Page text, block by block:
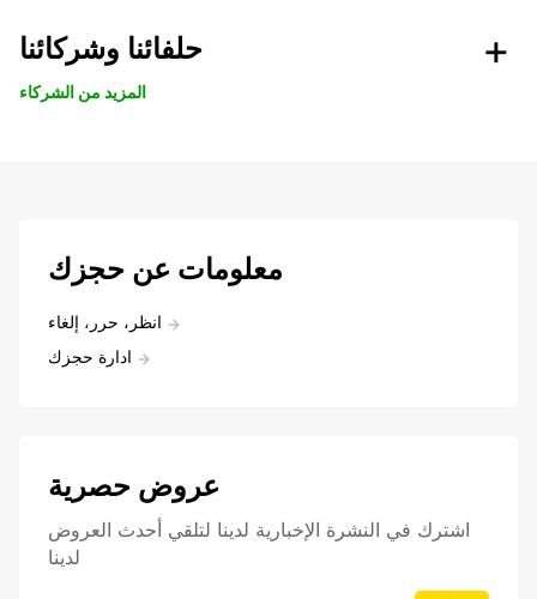
حلفائنا وشركائنا
المزيد من الشركاء
معلومات عن حجزك
انظر، حرر، إلغاء
ادارة حجزك
عروض حصرية
اشترك في النشرة الإخبارية لدينا لتلقي أحدث العروض
لدينا